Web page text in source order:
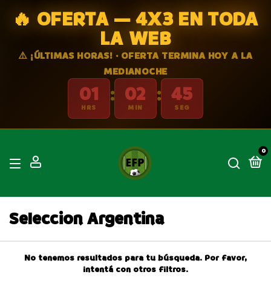
🔥 OFERTA — 4X3 EN TODA
LA WEB
⚠️ ¡ÚLTIMAS HORAS! · OFERTA TERMINA HOY A LA
MEDIANOCHE
01
HRS
: 02
MIN
: 45
SEG
0
Seleccion Argentina
No tenemos resultados para tu búsqueda. Por favor,
intentá con otros filtros.